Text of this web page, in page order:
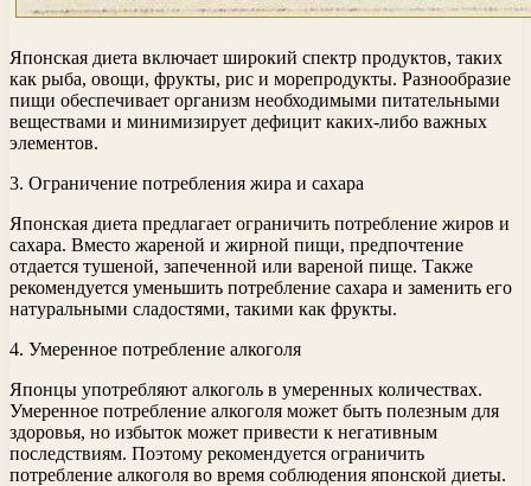
Японская диета включает широкий спектр продуктов, таких
как рыба, овощи, фрукты, рис и морепродукты. Разнообразие
пищи обеспечивает организм необходимыми питательными
веществами и минимизирует дефицит каких-либо важных
элементов.
3. Ограничение потребления жира и сахара
Японская диета предлагает ограничить потребление жиров и
сахара. Вместо жареной и жирной пищи, предпочтение
отдается тушеной, запеченной или вареной пище. Также
рекомендуется уменьшить потребление сахара и заменить его
натуральными сладостями, такими как фрукты.
4. Умеренное потребление алкоголя
Японцы употребляют алкоголь в умеренных количествах.
Умеренное потребление алкоголя может быть полезным для
здоровья, но избыток может привести к негативным
последствиям. Поэтому рекомендуется ограничить
потребление алкоголя во время соблюдения японской диеты.